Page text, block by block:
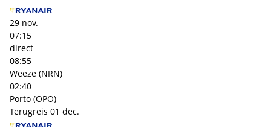
29 nov.
07:15
direct
08:55
Weeze (NRN)
02:40
Porto (OPO)
Terugreis 01 dec.